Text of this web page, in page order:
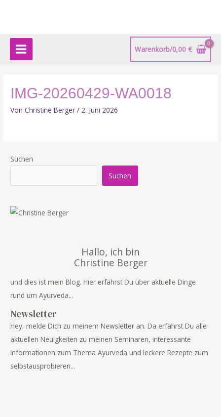
Warenkorb/0,00 €
IMG-20260429-WA0018
VonChristine Berger/ 2. Juni 2026
Suchen
Suchen
Hallo, ich bin
Christine Berger
und dies ist mein Blog. Hier erfährst Du über aktuelle Dinge
rund um Ayurveda...
Newsletter
Hey, melde Dich zu meinem Newsletter an. Da erfährst Du alle
aktuellen Neuigkeiten zu meinen Seminaren, interessante
Informationen zum Thema Ayurveda und leckere Rezepte zum
selbstausprobieren...